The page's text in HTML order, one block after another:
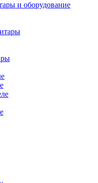
и оборудование